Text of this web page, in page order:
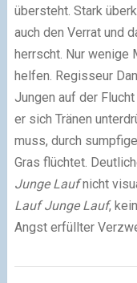
übersteht. Stark
auch den Verrat und
herrscht. Nur wenige
helfen. Regisseur
Jungen auf der
er sich Tränen
muss, durch
Gras flüchtet.
Junge Laufnicht
Lauf Junge Lauf,
Angst erfüllter